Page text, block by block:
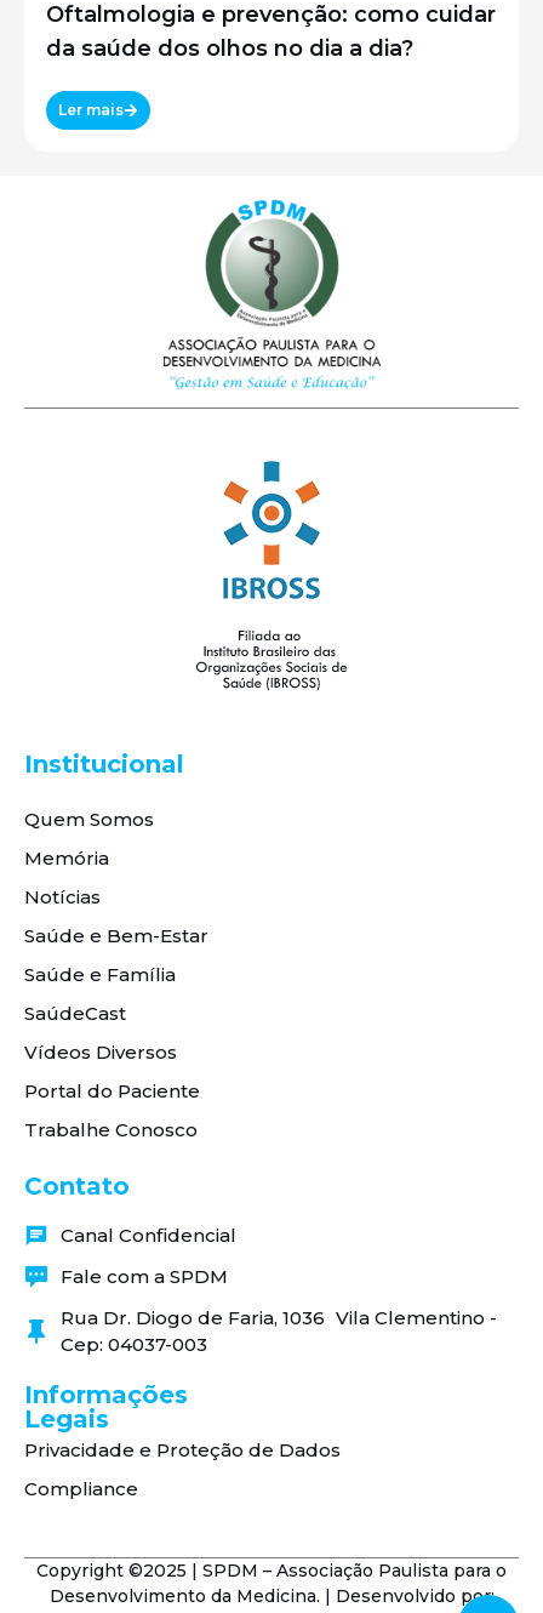
Oftalmologia e prevenção: como cuidar
da saúde dos olhos no dia a dia?
Ler mais
Institucional
Quem Somos
Memória
Notícias
Saúde e Bem-Estar
Saúde e Família
SaúdeCast
Vídeos Diversos
Portal do Paciente
Trabalhe Conosco
Contato
Canal Confidencial
Fale com a SPDM
Rua Dr. Diogo de Faria, 1036 Vila Clementino -
Cep: 04037-003
Informações
Legais
Privacidade e Proteção de Dados
Compliance
Copyright ©2025 | SPDM – Associação Paulista para o
Desenvolvimento da Medicina. | Desenvolvido por: